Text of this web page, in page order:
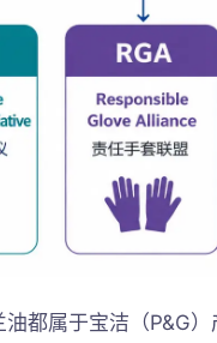
都属于宝洁（P&G）